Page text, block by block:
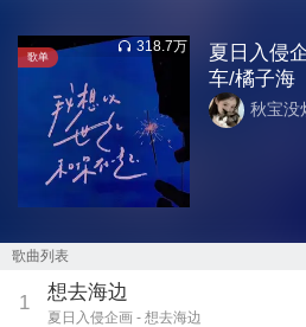
歌单
318.7万
夏日入侵
车/橘子海
秋宝没
歌曲列表
1 想去海边
夏日入侵企画 - 想去海边